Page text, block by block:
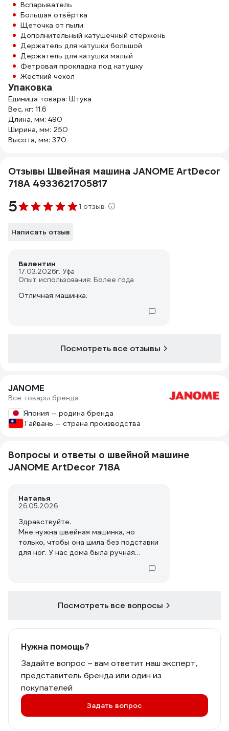
Вспарыватель
Большая отвёртка
Щеточка от пыли
Дополнительный катушечный стержень
Держатель для катушки большой
Держатель для катушки малый
Фетровая прокладка под катушку
Жесткий чехол
Упаковка
Единица товара: Штука
Вес, кг: 11.6
Длина, мм: 490
Ширина, мм: 250
Высота, мм: 370
Отзывы Швейная машина JANOME ArtDecor
718A 4933621705817
5 1 отзыв
Написать отзыв
Валентин
17.03.2026г. Уфа
Опыт использования: Более года
Отличная машинка.
Посмотреть все отзывы
JANOME
Все товары бренда
Япония — родина бренда
Тайвань — страна производства
Вопросы и ответы о швейной машине
JANOME ArtDecor 718A
Наталья
26.05.2026
Здравствуйте.
Мне нужна швейная машинка, но
только, чтобы она шила без подставки
для ног. У нас дома была ручная
помощью правой руки вращательным
могла, мне было неудобно
купить.Мне не подойдёт машинка с
бывают с ручным управлением или
все только с ножным управлением?
Посмотреть все вопросы
Нужна помощь?
Задайте вопрос – вам ответит наш эксперт,
представитель бренда или один из
покупателей
Задать вопрос